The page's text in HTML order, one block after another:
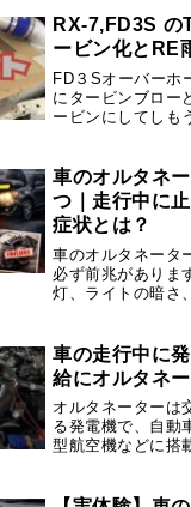
🤣🤣息子は欲しが
RX-7,FD3S の
ービン化とRE
FD３Sオーバーホ
にタービンブロー
ービンにしてしも
アップデートをす
グルタービンキッ
車のオルタネ
つ｜走行中に
症状とは？
車のオルタネータ
必ず前兆がありま
灯、ライトの暗さ
紹介します。
車の走行中に
給にオルタネ
オルタネーターは
る発電機で、自動
型航空機などに搭
らの分野で整流